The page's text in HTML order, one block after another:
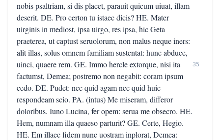
nobis psaltriam, si dis placet, parauit quicum uiuat, illam
deserit. DE. Pro certon tu istaec dicis? HE. Mater
uirginis in mediost, ipsa uirgo, res ipsa, hic Geta
praeterea, ut captust seruolorum, non malus neque iners:
alit illas, solus omnem familiam sustentat: hunc abduce,
uinci, quaere rem. GE. Immo hercle extorque, nisi ita
factumst, Demea; postremo non negabit: coram ipsum
cedo. DE. Pudet: nec quid agam nec quid huic
respondeam scio. PA. (intus) Me miseram, differor
doloribus. Iuno Lucina, fer opem: serua me obsecro. HE.
Hem, numnam illa quaeso parturit? GE. Certe, Hegio.
HE. Em illaec fidem nunc uostram inplorat, Demea:
35